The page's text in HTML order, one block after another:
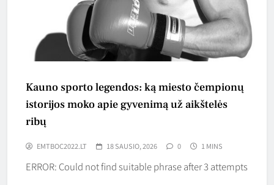
Kauno sporto legendos: ką miesto čempionų
istorijos moko apie gyvenimą už aikštelės
ribų
EMTBOC2022.LT 18 SAUSIO, 2026 0 1 MINS
ERROR: Could not find suitable phrase after 3 attempts